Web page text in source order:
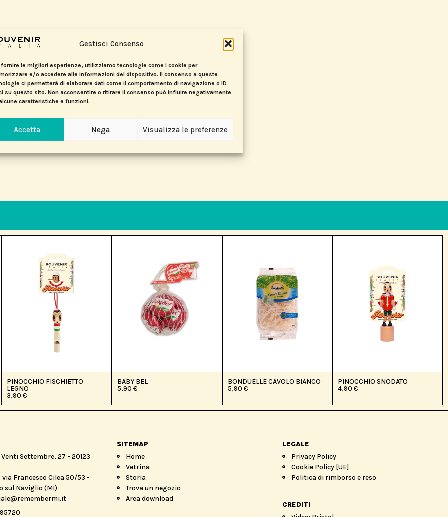
Gestisci Consenso
fornire le migliori esperienze, utilizziamo tecnologie come i cookie per
e/o accedere alle informazioni del dispositivo. Il consenso a queste
ci permetterà di elaborare dati come il comportamento di navigazione o ID
su questo sito. Non acconsentire o ritirare il consenso può influire negativamente
caratteristiche e funzioni.
Accetta Nega Visualizza le preferenze
PINOCCHIO FISCHIETTO
LEGNO
3,90€
BABY BEL
5,90 €
BONDUELLE CAVOLO BIANCO
5,90 €
PINOCCHIO SNODATO
4,90€
Venti Settembre, 27 - 20123
via Francesco Cilea 50/53 -
sul Naviglio (MI)
SITEMAP
Home
Vetrina
Storia
Trova un negozio
Area download
LEGALE
Privacy Policy
Cookie Policy [UE]
Politica di rimborso e reso
CREDITI